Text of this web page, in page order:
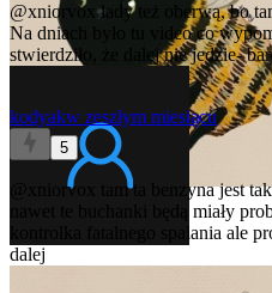
@xniorvox łady też oberwą, bo
Na dniach było tu video co
stwierdziło, że dalej nie jedzie-
kodyakw zeszłym miesiącu
5
@xniorvox
tam ta benzyna jest
nawet te buchanki będą miały
kontrolka fatalnego spalania ale
dalej